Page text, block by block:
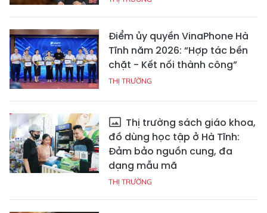
Điểm ủy quyền VinaPhone Hà
Tĩnh năm 2026: “Hợp tác bền
chặt - Kết nối thành công”
THỊ TRƯỜNG
Thị trường sách giáo khoa,
đồ dùng học tập ở Hà Tĩnh:
Đảm bảo nguồn cung, đa
dạng mẫu mã
THỊ TRƯỜNG